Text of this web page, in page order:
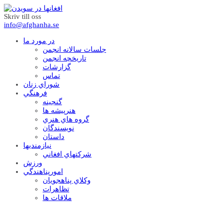
Skriv till oss
info@afghanha.se
در مورد ما
جلسات سالانه انجمن
تاریخچه انجمن
گزارشات
تماس
شوراي زنان
فرهنگي
گنجينه
هنرپيشه ها
گروه هاي هنري
نويسندگان
داستان
نيازمنديها
شرکتهاي افغاني
ورزش
امورپناهندگي
وکلاي پناهجويان
تظاهرات
ملاقات ها